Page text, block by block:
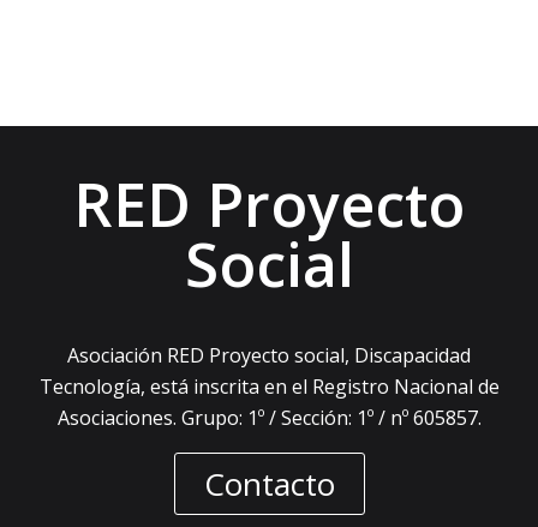
RED Proyecto
Social
Asociación RED Proyecto social, Discapacidad
Tecnología, está inscrita en el Registro Nacional de
Asociaciones. Grupo: 1º / Sección: 1º / nº 605857.
Contacto